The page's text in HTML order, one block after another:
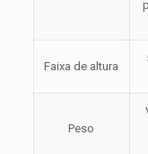
Faixa de altura
Peso